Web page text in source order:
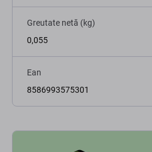
Greutate netă (kg)
0,055
Ean
8586993575301